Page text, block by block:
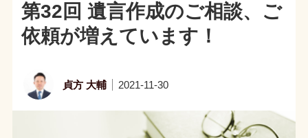
第32回 遺言作成のご相談、ご
依頼が増えています！
貞方 大輔 2021-11-30